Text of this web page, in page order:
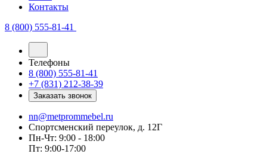
Контакты
8 (800) 555-81-41
Телефоны
8 (800) 555-81-41
+7 (831) 212-38-39
Заказать звонок
nn@metprommebel.ru
Спортсменский переулок, д. 12Г
Пн-Чт: 9:00 - 18:00
Пт: 9:00-17:00